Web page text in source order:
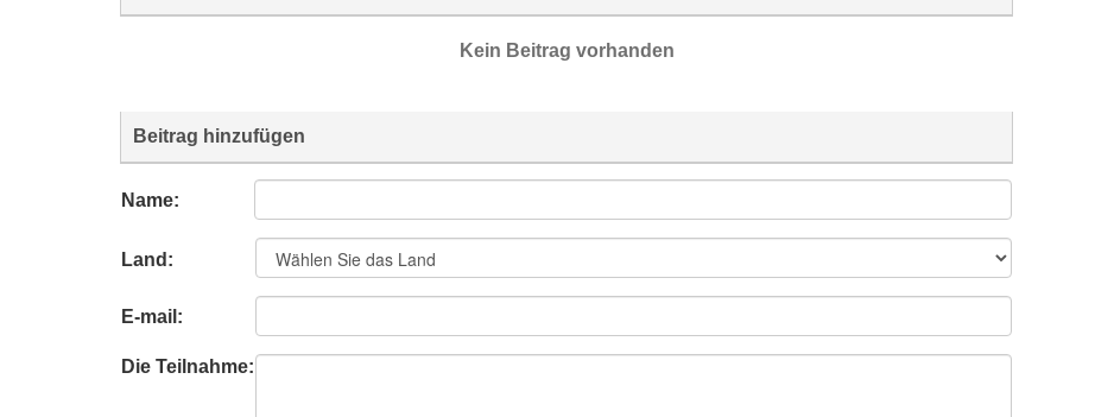
Kein Beitrag vorhanden
Beitrag hinzufügen
Name:
Land:
E-mail:
Die Teilnahme: